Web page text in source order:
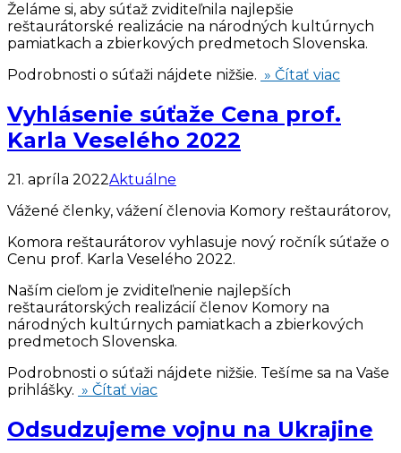
Želáme si, aby súťaž zviditeľnila najlepšie
reštaurátorské realizácie na národných kultúrnych
pamiatkach a zbierkových predmetoch Slovenska.
Podrobnosti o súťaži nájdete nižšie. » Čítať viac
Vyhlásenie súťaže Cena prof.
Karla Veselého 2022
21. apríla 2022Aktuálne
Vážené členky, vážení členovia Komory reštaurátorov,
Komora reštaurátorov vyhlasuje nový ročník súťaže o
Cenu prof. Karla Veselého 2022.
Naším cieľom je zviditeľnenie najlepších
reštaurátorských realizácií členov Komory na
národných kultúrnych pamiatkach a zbierkových
predmetoch Slovenska.
Podrobnosti o súťaži nájdete nižšie. Tešíme sa na Vaše
prihlášky. » Čítať viac
Odsudzujeme vojnu na Ukrajine